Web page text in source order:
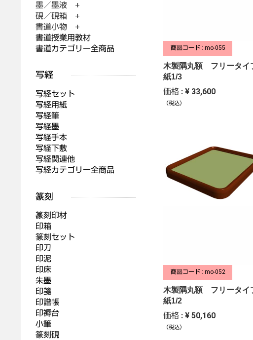
商品コード : mo-055
木製隅丸額 フリータ
紙1/3
価格 : ¥ 33,600
（税込）
商品コード : mo-052
木製隅丸額 フリータ
紙1/2
価格 : ¥ 50,160
（税込）
墨／墨液 +
硯／硯箱 +
書道小物 +
書道授業用教材
書道カテゴリー全商品
写経セット
写経用紙
写経筆
写経墨
写経手本
写経下敷
写経関連他
写経カテゴリー全商品
篆刻印材
印箱
篆刻セット
印刀
印泥
印床
朱墨
印箋
印譜帳
印褥台
小筆
篆刻硯